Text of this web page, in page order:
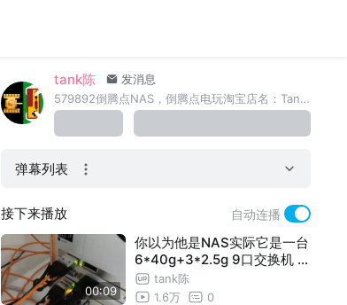
tank陈
发消息
579892倒腾点NAS，倒腾点电玩淘宝店名：Tank电玩 http://mi-d.cn
弹幕列表
接下来播放 自动连播
00:09
你以为他是NAS实际它是一台
6*40g+3*2.5g 9口交换机 n
as只是交换机附带功能
tank陈
1.6万
0